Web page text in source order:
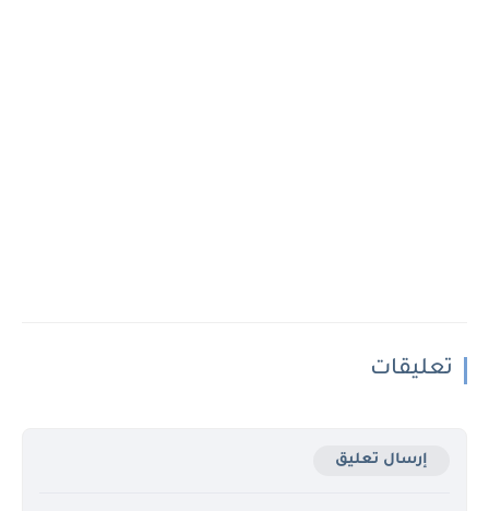
تعليقات
إرسال تعليق